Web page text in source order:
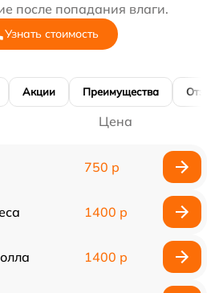
после попадания влаги.
Узнать стоимость
Акции Преимущества
Цена
750 р
1400 р
1400 р